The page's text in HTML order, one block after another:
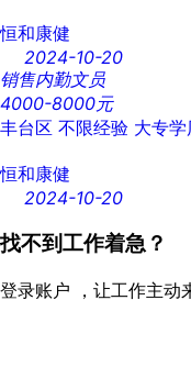
恒和康健
2024-10-20
销售内勤文员
4000-8000元
丰台区 不限经验 大专学
恒和康健
2024-10-20
找不到工作着急？
登录账户 ，让工作主动